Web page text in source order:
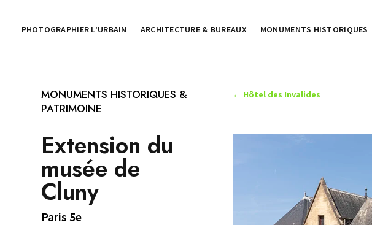
PHOTOGRAPHIER L’URBAIN ARCHITECTURE & BUREAUX MONUMENTS HISTORIQUES
MONUMENTS HISTORIQUES &
PATRIMOINE
← Hôtel des Invalides
Extension du
musée de
Cluny
Paris 5e